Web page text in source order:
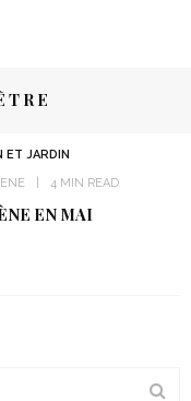
ET JARDIN
4 MIN READ
EN MAI